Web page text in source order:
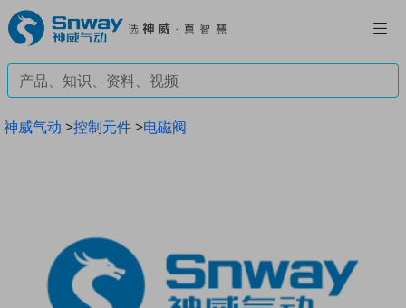
神威气动 >控制元件>电磁阀